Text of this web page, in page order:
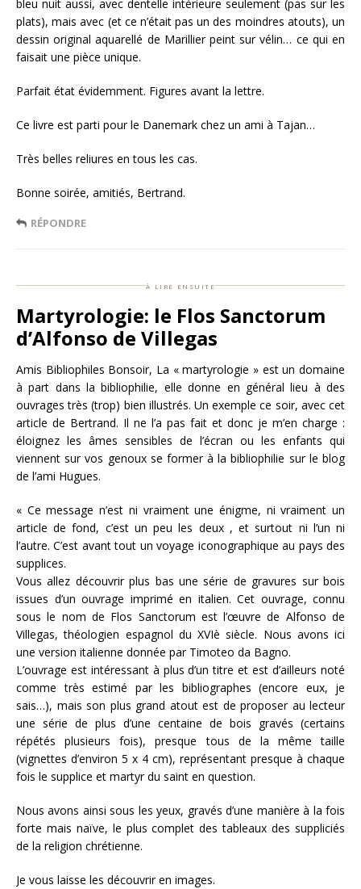
bleu nuit aussi, avec dentelle intérieure seulement (pas sur les
plats), mais avec (et ce n’était pas un des moindres atouts), un
dessin original aquarellé de Marillier peint sur vélin… ce qui en
faisait une pièce unique.
Parfait état évidemment. Figures avant la lettre.
Ce livre est parti pour le Danemark chez un ami à Tajan…
Très belles reliures en tous les cas.
Bonne soirée, amitiés, Bertrand.
RÉPONDRE
à lire ensuite
Martyrologie: le Flos Sanctorum
d’Alfonso de Villegas
Amis Bibliophiles Bonsoir, La « martyrologie » est un domaine
à part dans la bibliophilie, elle donne en général lieu à des
ouvrages très (trop) bien illustrés. Un exemple ce soir, avec cet
article de Bertrand. Il ne l’a pas fait et donc je m’en charge :
éloignez les âmes sensibles de l’écran ou les enfants qui
viennent sur vos genoux se former à la bibliophilie sur le blog
de l’ami Hugues.
« Ce message n’est ni vraiment une énigme, ni vraiment un
article de fond, c’est un peu les deux , et surtout ni l’un ni
l’autre. C’est avant tout un voyage iconographique au pays des
supplices.
Vous allez découvrir plus bas une série de gravures sur bois
issues d’un ouvrage imprimé en italien. Cet ouvrage, connu
sous le nom de Flos Sanctorum est l’œuvre de Alfonso de
Villegas, théologien espagnol du XVIè siècle. Nous avons ici
une version italienne donnée par Timoteo da Bagno.
L’ouvrage est intéressant à plus d’un titre et est d’ailleurs noté
comme très estimé par les bibliographes (encore eux, je
sais…), mais son plus grand atout est de proposer au lecteur
une série de plus d’une centaine de bois gravés (certains
répétés plusieurs fois), presque tous de la même taille
(vignettes d’environ 5 x 4 cm), représentant presque à chaque
fois le supplice et martyr du saint en question.
Nous avons ainsi sous les yeux, gravés d’une manière à la fois
forte mais naïve, le plus complet des tableaux des suppliciés
de la religion chrétienne.
Je vous laisse les découvrir en images.